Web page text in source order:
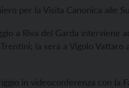
per la Visita Canonica alle
a Riva del Garda interviene
la sera a Vigolo Vattaro
in videoconferenza con la